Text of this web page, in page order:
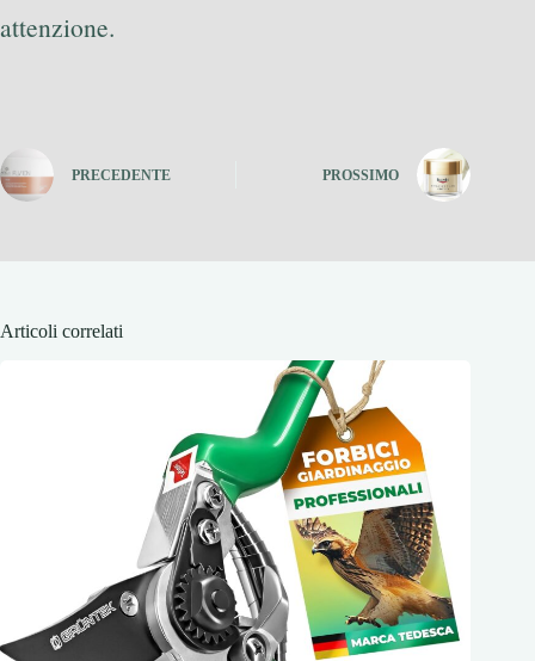
attenzione.
PRECEDENTE PROSSIMO
Articoli correlati